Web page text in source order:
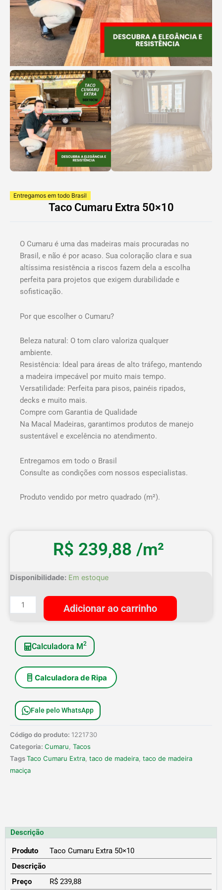
Entregamos em todo Brasil
Taco Cumaru Extra 50×10
O Cumaru é uma das madeiras mais procuradas no
Brasil, e não é por acaso. Sua coloração clara e sua
altíssima resistência a riscos fazem dela a escolha
perfeita para projetos que exigem durabilidade e
sofisticação.
Por que escolher o Cumaru?
Beleza natural: O tom claro valoriza qualquer
ambiente.
Resistência: Ideal para áreas de alto tráfego, mantendo
a madeira impecável por muito mais tempo.
Versatilidade: Perfeita para pisos, painéis ripados,
decks e muito mais.
Compre com Garantia de Qualidade
Na Macal Madeiras, garantimos produtos de manejo
sustentável e excelência no atendimento.
Entregamos em todo o Brasil
Consulte as condições com nossos especialistas.
Produto vendido por metro quadrado (m²).
R$ 239,88 /m²
Disponibilidade: Em estoque
Taco
Extra
50x10
Adicionar ao carrinho
Calculadora M 2
Calculadora de Ripa
Fale pelo WhatsApp
Código do produto: 1221730
Categoria: Cumaru, Tacos
TagsTaco Cumaru Extra, taco de madeira, taco de madeira
maciça
Descrição
Produto
Taco Cumaru Extra 50×10
Descrição
Preço
R$ 239,88